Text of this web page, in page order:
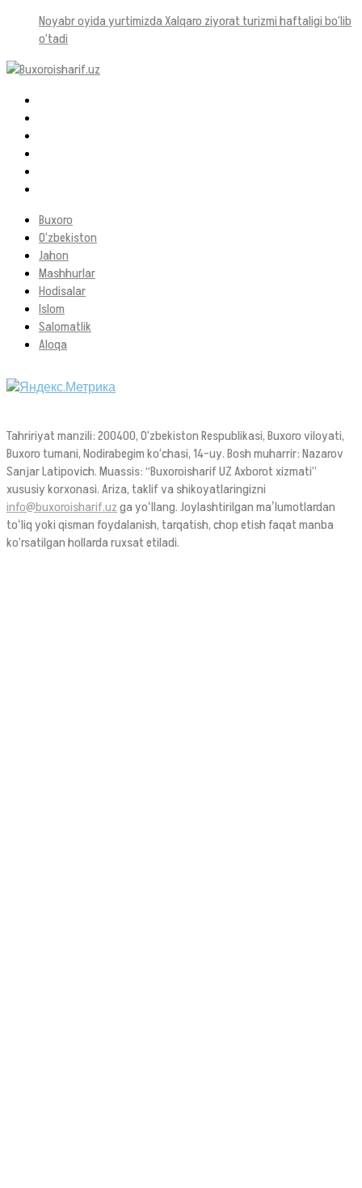
Noyabr oyida yurtimizda Xalqaro ziyorat turizmi haftaligi bo‘lib
o‘tadi
Buxoro
O‘zbekiston
Jahon
Mashhurlar
Hodisalar
Islom
Salomatlik
Aloqa
Tahririyat manzili: 200400, O‘zbekiston Respublikasi, Buxoro viloyati,
Buxoro tumani, Nodirabegim ko‘chasi, 14-uy. Bosh muharrir: Nazarov
Sanjar Latipovich. Muassis: “Buxoroisharif UZ Axborot xizmati”
xususiy korxonasi. Ariza, taklif va shikoyatlaringizni
info@buxoroisharif.uzga yoʻllang. Joylashtirilgan maʼlumotlardan
toʻliq yoki qisman foydalanish, tarqatish, chop etish faqat manba
ko‘rsatilgan hollarda ruxsat etiladi.